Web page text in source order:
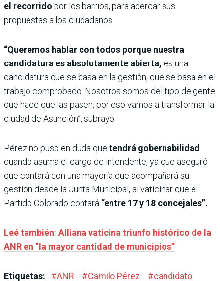
el recorrido por los barrios, para acercar sus
propuestas a los ciudadanos.
“Queremos hablar con todos porque nuestra
candidatura es absolutamente abierta, es una
candidatura que se basa en la gestión, que se basa en el
trabajo comprobado. Nosotros somos del tipo de gente
que hace que las pasen, por eso vamos a transformar la
ciudad de Asunción”, subrayó.
Pérez no puso en duda que tendrá gobernabilidad
cuando asuma el cargo de intendente, ya que aseguró
que contará con una mayoría que acompañará su
gestión desde la Junta Municipal, al vaticinar que el
Partido Colorado contará “entre 17 y 18 concejales”.
Leé también: Alliana vaticina triunfo histórico de la
ANR en “la mayor cantidad de municipios”
Etiquetas: #ANR #Camilo Pérez #candidato